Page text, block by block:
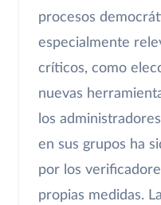
procesos
especialmente
críticos, como
nuevas
los
en sus grupos ha
por los
propias medidas.